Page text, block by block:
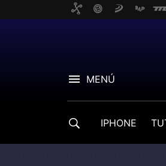
MENÚ
IPHONE